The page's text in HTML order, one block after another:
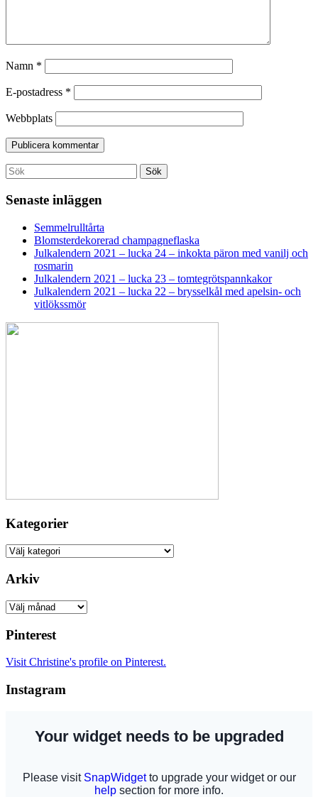
Namn *
E-postadress *
Webbplats
Search
for:
Sök
Senaste inläggen
Semmelrulltårta
Blomsterdekorerad champagneflaska
Julkalendern 2021 – lucka 24 – inkokta päron med vanilj och
rosmarin
Julkalendern 2021 – lucka 23 – tomtegrötspannkakor
Julkalendern 2021 – lucka 22 – brysselkål med apelsin- och
vitlökssmör
Kategorier
Kategorier
Arkiv
Arkiv
Pinterest
Visit Christine's profile on Pinterest.
Instagram